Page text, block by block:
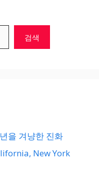
검색
을 겨냥한 진화
New York